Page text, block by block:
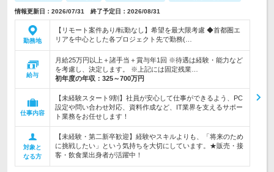
情報更新日：2026/07/31 終了予定日：2026/08/31
勤務地
【リモート案件あり/転勤なし】希望を最大限考慮 ◆首都圏エ
リアを中心とした各プロジェクト先で勤務(…
給与
月給25万円以上＋諸手当＋賞与年1回 ※待遇は経験・能力など
を考慮し、決定します。 ※上記には固定残業…
初年度の年収： 325～700万円
仕事内容
【未経験スタート9割】社員が安心して仕事ができるよう、PC
設定や問い合わせ対応、資料作成など、IT業界を支えるサポー
ト業務をお任せします！
対象と
なる方
【未経験・第二新卒歓迎】経験やスキルよりも、「将来のため
に挑戦したい」という気持ちを大切にしています。★販売・接
客・飲食業出身者が活躍中！